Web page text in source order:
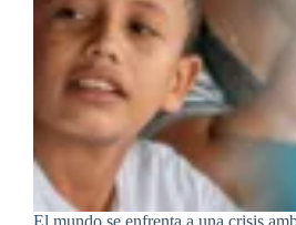
El mundo se enfrenta a una crisis